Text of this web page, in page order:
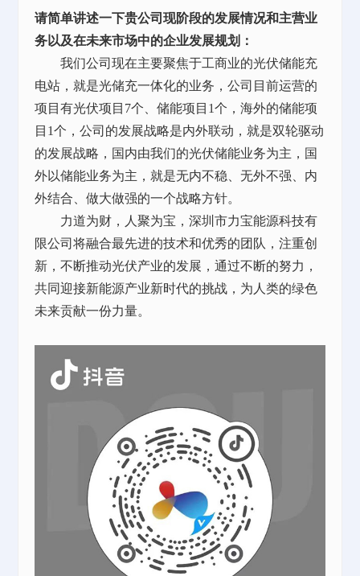
请简单讲述一下贵公司现阶段的发展情况和主营业
务以及在未来市场中的企业发展规划：
我们公司现在主要聚焦于工商业的光伏储能充
电站，就是光储充一体化的业务，公司目前运营的
项目有光伏项目7个、储能项目1个，海外的储能项
目1个，公司的发展战略是内外联动，就是双轮驱动
的发展战略，国内由我们的光伏储能业务为主，国
外以储能业务为主，就是无内不稳、无外不强、内
外结合、做大做强的一个战略方针。
力道为财，人聚为宝，深圳市力宝能源科技有
限公司将融合最先进的技术和优秀的团队，注重创
新，不断推动光伏产业的发展，通过不断的努力，
共同迎接新能源产业新时代的挑战，为人类的绿色
未来贡献一份力量。